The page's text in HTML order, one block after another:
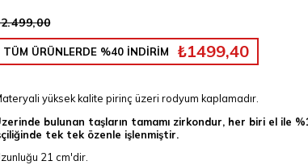
TÜM ÜRÜNLERDE %40 İNDİRİM ₺1499,40
yüksek kalite pirinç üzeri rodyum kaplamadır.
bulunan taşların tamamı zirkondur, her biri el ile
tek tek özenle işlenmiştir.
21 cm'dir.